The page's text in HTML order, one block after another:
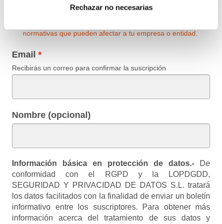
Rechazar no necesarias
Canal de Denuncias,eCommerce
normativas que pueden afectar a tu empresa o entidad.
Email
Recibirás un correo para confirmar la suscripción
Nombre (opcional)
Información básica en protección de datos.- De
conformidad con el RGPD y la LOPDGDD,
SEGURIDAD Y PRIVACIDAD DE DATOS S.L. tratará
los datos facilitados con la finalidad de enviar un boletín
informativo entre los suscriptores. Para obtener más
información acerca del tratamiento de sus datos y